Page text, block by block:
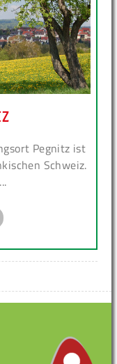
Pegnitz ist
Schweiz.